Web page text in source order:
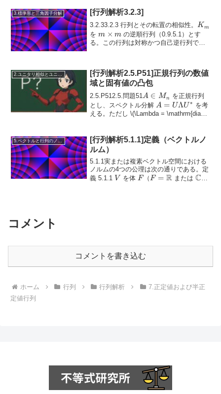
3.標準形と三角因子分解 [行列解析3.2.3]
3.2.33.2.3 行列とその転置の相似性。K_m
Km
をm
\times
m × m の逆順行列（0.9.5.1）とす
る。この行列は対称かつ自己逆行列であ
K_m^{-1}
[行列解析2.5.P51]正規行列の数値
域と固有値の凸包
2.5.P512.5.問題51A
\in
M_n
A ∈ Mn
を正規行列
とし、スペクトル分解A = U
\Lambda
A = UΛU ∗ を考
える。ただし\(\Lambda = \mathrm{diag}
5.ベクトルと行列のノルム
[行列解析5.1.1]定義（ベクトルノ
ルム）
5.1.1実または複素ベクトル空間における
ノルムの4つの公理は次の通りである。定
義 5.1.1 V
V を体 F
F（F =
F = R または C）
コメント
コメントを書き込む
ホーム 行列 行列解析
7.正定値および半正
定値行列